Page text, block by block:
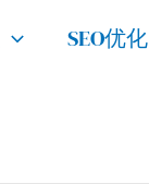
SEO优化